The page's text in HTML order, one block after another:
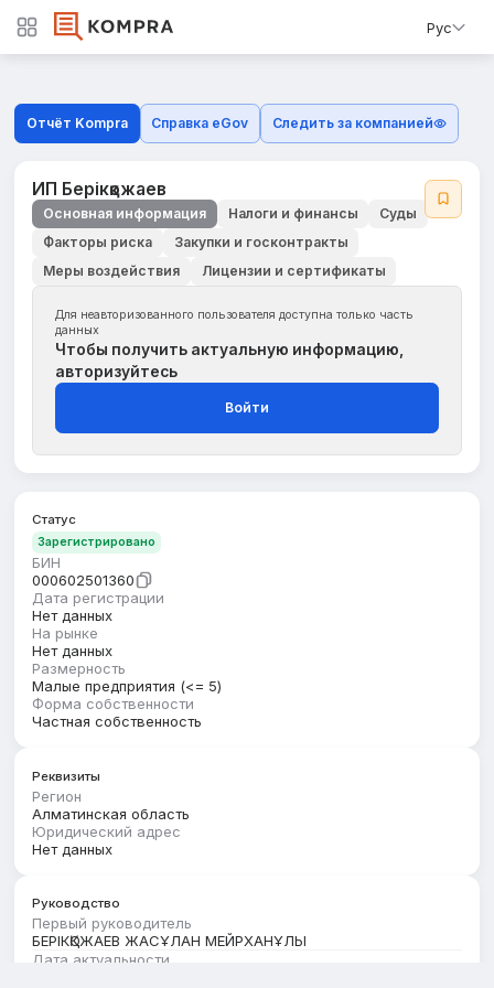
Рус
Отчёт Kompra Справка eGov Следить за компанией
ИП Берікқожаев
Основная информация Налоги и финансы
Суды
Факторы риска
Закупки и госконтракты
Меры воздействия
Лицензии и сертификаты
Для неавторизованного пользователя доступна только часть
данных
Чтобы получить актуальную информацию,
авторизуйтесь
Войти
Статус
Зарегистрировано
БИН
000602501360
Дата регистрации
Нет данных
На рынке
Нет данных
Размерность
Малые предприятия (<= 5)
Форма собственности
Частная собственность
Реквизиты
Регион
Алматинская область
Юридический адрес
Нет данных
Руководство
Первый руководитель
БЕРІКҚОЖАЕВ ЖАСҰЛАН МЕЙРХАНҰЛЫ
Дата актуальности